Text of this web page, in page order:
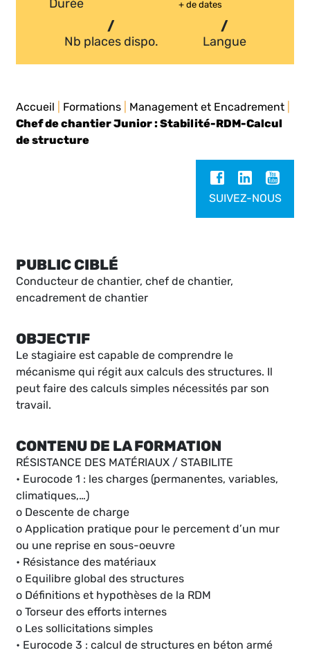
Durée + de dates
/
Nb places dispo.
/
Langue
Accueil Formations Management et Encadrement
Chef de chantier Junior : Stabilité-RDM-Calcul
de structure
SUIVEZ-NOUS
PUBLIC CIBLÉ
Conducteur de chantier, chef de chantier,
encadrement de chantier
OBJECTIF
Le stagiaire est capable de comprendre le
mécanisme qui régit aux calculs des structures. Il
peut faire des calculs simples nécessités par son
travail.
CONTENU DE LA FORMATION
RÉSISTANCE DES MATÉRIAUX / STABILITE
• Eurocode 1 : les charges (permanentes, variables,
climatiques,…)
o Descente de charge
o Application pratique pour le percement d’un mur
ou une reprise en sous-oeuvre
• Résistance des matériaux
o Equilibre global des structures
o Définitions et hypothèses de la RDM
o Torseur des efforts internes
o Les sollicitations simples
• Eurocode 3 : calcul de structures en béton armé